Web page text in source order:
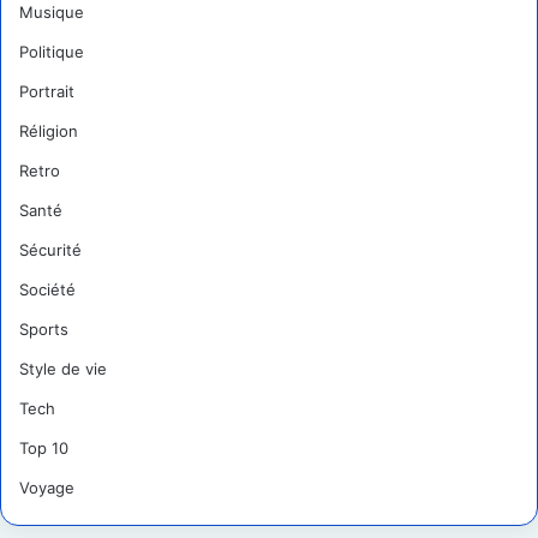
Musique
Politique
Portrait
Réligion
Retro
Santé
Sécurité
Société
Sports
Style de vie
Tech
Top 10
Voyage